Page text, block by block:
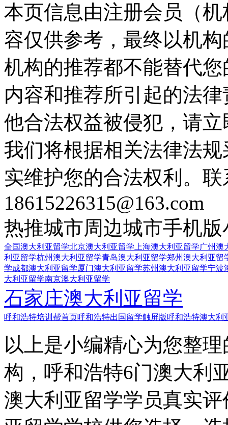
本页信息由注册会员（
容仅供参考，最终以机
机构的推荐都不能替代
内容和推荐所引起的法
他合法权益被侵犯，请
我们将根据相关法律法
实维护您的合法权利。
18615226315@163.com
热推城市周边城市手机版
全国澳大利亚留学北京澳大利亚留学 上海澳大利亚留学广州澳
利亚留学杭州澳大利亚留学青岛澳大利亚留学郑州澳大利亚留
学成都澳大利亚留学厦门澳大利亚留学苏州澳大利亚留学宁波
大利亚留学南京澳大利亚留学
石家庄澳大利亚留学
呼和浩特培训帮首页呼和浩特出国留学触屏版呼和浩特澳大利
以上是小编精心为您整
构，呼和浩特6门澳大利
澳大利亚留学学员真实